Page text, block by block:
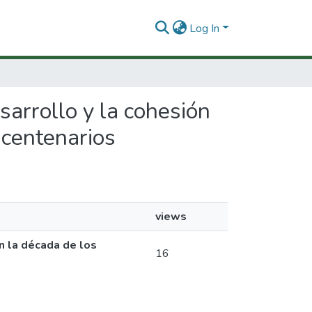
Log In
y la cohesión
views
la década de los
16